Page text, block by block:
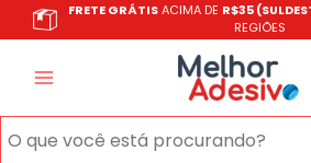
para
FRETE GRÁTISACIMA DE R$35
REGIÕES